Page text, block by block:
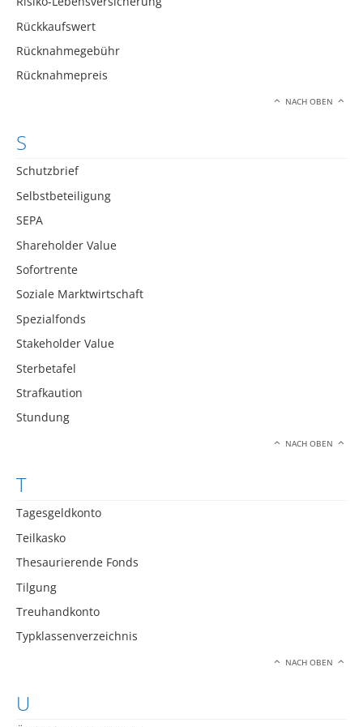
Rückkaufswert
Rücknahmegebühr
Rücknahmepreis
NACH OBEN
S
Schutzbrief
Selbstbeteiligung
SEPA
Shareholder Value
Sofortrente
Soziale Marktwirtschaft
Spezialfonds
Stakeholder Value
Sterbetafel
Strafkaution
Stundung
NACH OBEN
T
Tagesgeldkonto
Teilkasko
Thesaurierende Fonds
Tilgung
Treuhandkonto
Typklassenverzeichnis
NACH OBEN
U